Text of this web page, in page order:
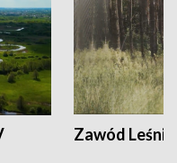
Zawód Leśnik